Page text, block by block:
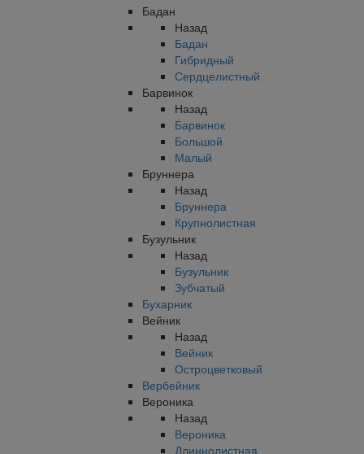
Бадан
Назад
Бадан
Гибридный
Сердцелистный
Барвинок
Назад
Барвинок
Большой
Малый
Бруннера
Назад
Бруннера
Крупнолистная
Бузульник
Назад
Бузульник
Зубчатый
Бухарник
Вейник
Назад
Вейник
Остроцветковый
Вербейник
Вероника
Назад
Вероника
Длиннолистная